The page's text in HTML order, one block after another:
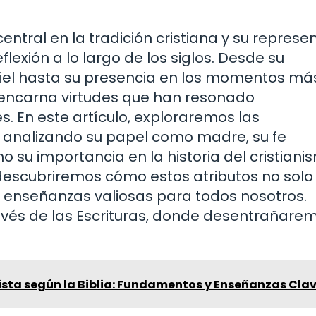
en la tradición cristiana y su
a lo largo de los siglos. Desde su
hasta su presencia en los momentos
virtudes que han resonado
En este artículo, exploraremos las
su papel como madre, su fe
su importancia en la historia del
cómo estos atributos no
valiosas para todos nosotros.
de las Escrituras, donde
según la Biblia: Fundamentos y Enseñanzas